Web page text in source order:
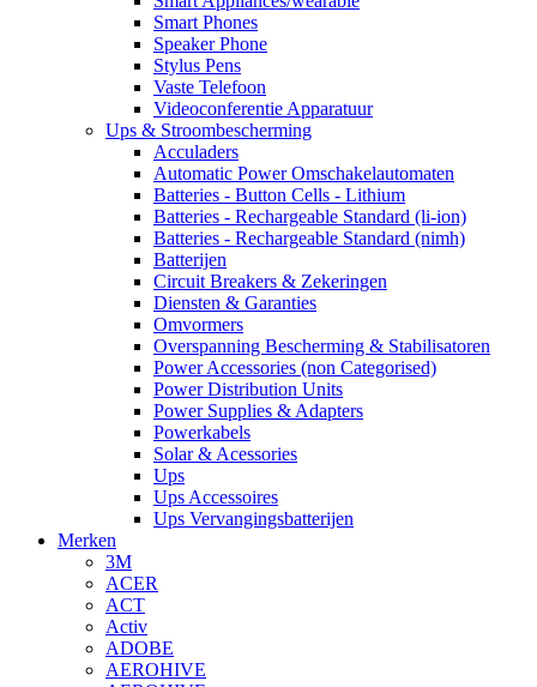
Smart Phones
Speaker Phone
Stylus Pens
Vaste Telefoon
Videoconferentie Apparatuur
Ups & Stroombescherming
Acculaders
Automatic Power Omschakelautomaten
Batteries - Button Cells - Lithium
Batteries - Rechargeable Standard (li-ion)
Batteries - Rechargeable Standard (nimh)
Batterijen
Circuit Breakers & Zekeringen
Diensten & Garanties
Omvormers
Overspanning Bescherming & Stabilisatoren
Power Accessories (non Categorised)
Power Distribution Units
Power Supplies & Adapters
Powerkabels
Solar & Acessories
Ups
Ups Accessoires
Ups Vervangingsbatterijen
Merken
3M
ACER
ACT
Activ
ADOBE
AEROHIVE